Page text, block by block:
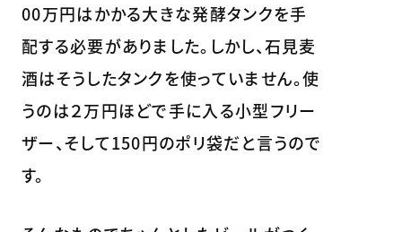
00万円はかかる大きな発酵タンクを手
配する必要がありました。しかし、石見麦
酒はそうしたタンクを使っていません。使
うのは２万円ほどで手に入る小型フリー
ザー、そして150円のポリ袋だと言うので
す。